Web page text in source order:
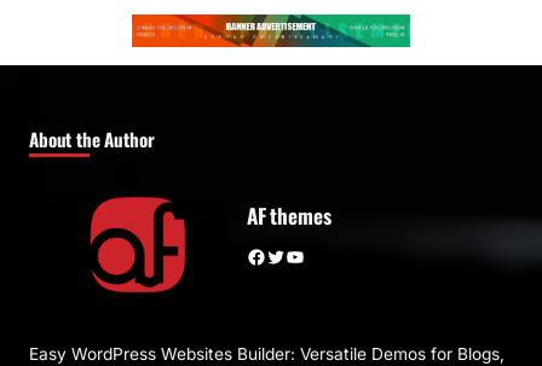
About the Author
AF themes
Facebook Twitter YouTube
Easy WordPress Websites Builder: Versatile Demos for Blogs,